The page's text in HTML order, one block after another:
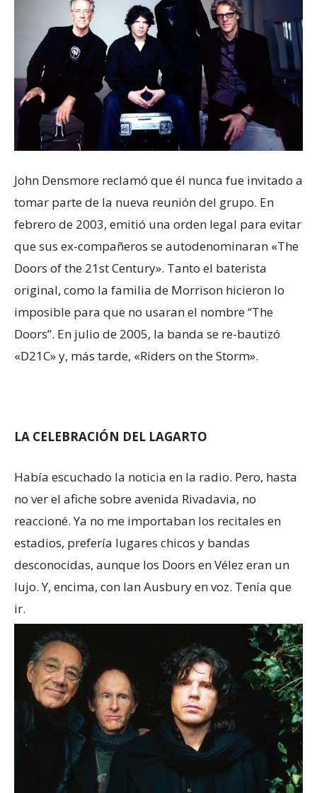
John Densmore reclamó que él nunca fue invitado a
tomar parte de la nueva reunión del grupo. En
febrero de 2003, emitió una orden legal para evitar
que sus ex-compañeros se autodenominaran «The
Doors of the 21st Century». Tanto el baterista
original, como la familia de Morrison hicieron lo
imposible para que no usaran el nombre “The
Doors”. En julio de 2005, la banda se re-bautizó
«D21C» y, más tarde, «Riders on the Storm».
LA CELEBRACIÓN DEL LAGARTO
Había escuchado la noticia en la radio. Pero, hasta
no ver el afiche sobre avenida Rivadavia, no
reaccioné. Ya no me importaban los recitales en
estadios, prefería lugares chicos y bandas
desconocidas, aunque los Doors en Vélez eran un
lujo. Y, encima, con Ian Ausbury en voz. Tenía que
ir.